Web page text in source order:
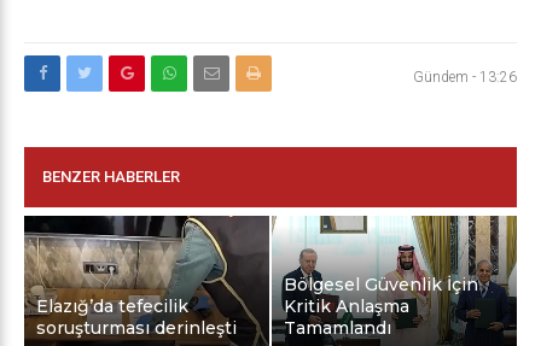
Gündem - 13:26
BENZER HABERLER
Elazığ’da tefecilik
soruşturması derinleşti
Bölgesel Güvenlik İçin
Kritik Anlaşma
Tamamlandı